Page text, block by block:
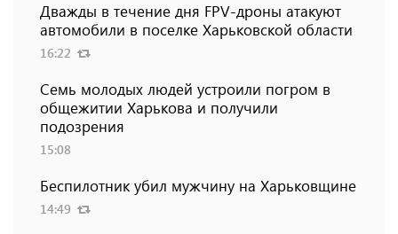
Дважды в течение дня FPV-дроны атакуют
автомобили в поселке Харьковской области
16:22
Семь молодых людей устроили погром в
общежитии Харькова и получили
подозрения
15:08
Беспилотник убил мужчину на Харьковщине
14:49